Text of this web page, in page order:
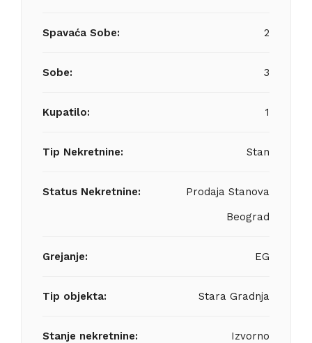
Spavaća Sobe: 2
Sobe: 3
Kupatilo: 1
Tip Nekretnine: Stan
Status Nekretnine:
Prodaja Stanova
Beograd
Grejanje: EG
Tip objekta: Stara Gradnja
Stanje nekretnine: Izvorno